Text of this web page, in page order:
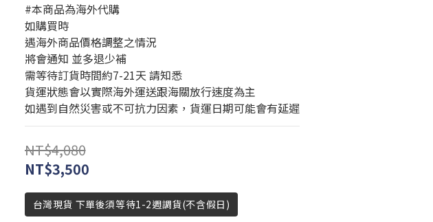
#本商品為海外代購
如購買時
遇海外商品價格調整之情況
將會通知 並多退少補
需等待訂貨時間約7-21天 請知悉
貨運狀態會以實際海外運送跟海關放行速度為主
如遇到自然災害或不可抗力因素，貨運日期可能會有延遲
NT$4,080
NT$3,500
台灣現貨 下單後須等待1-2週調貨(不含假日)